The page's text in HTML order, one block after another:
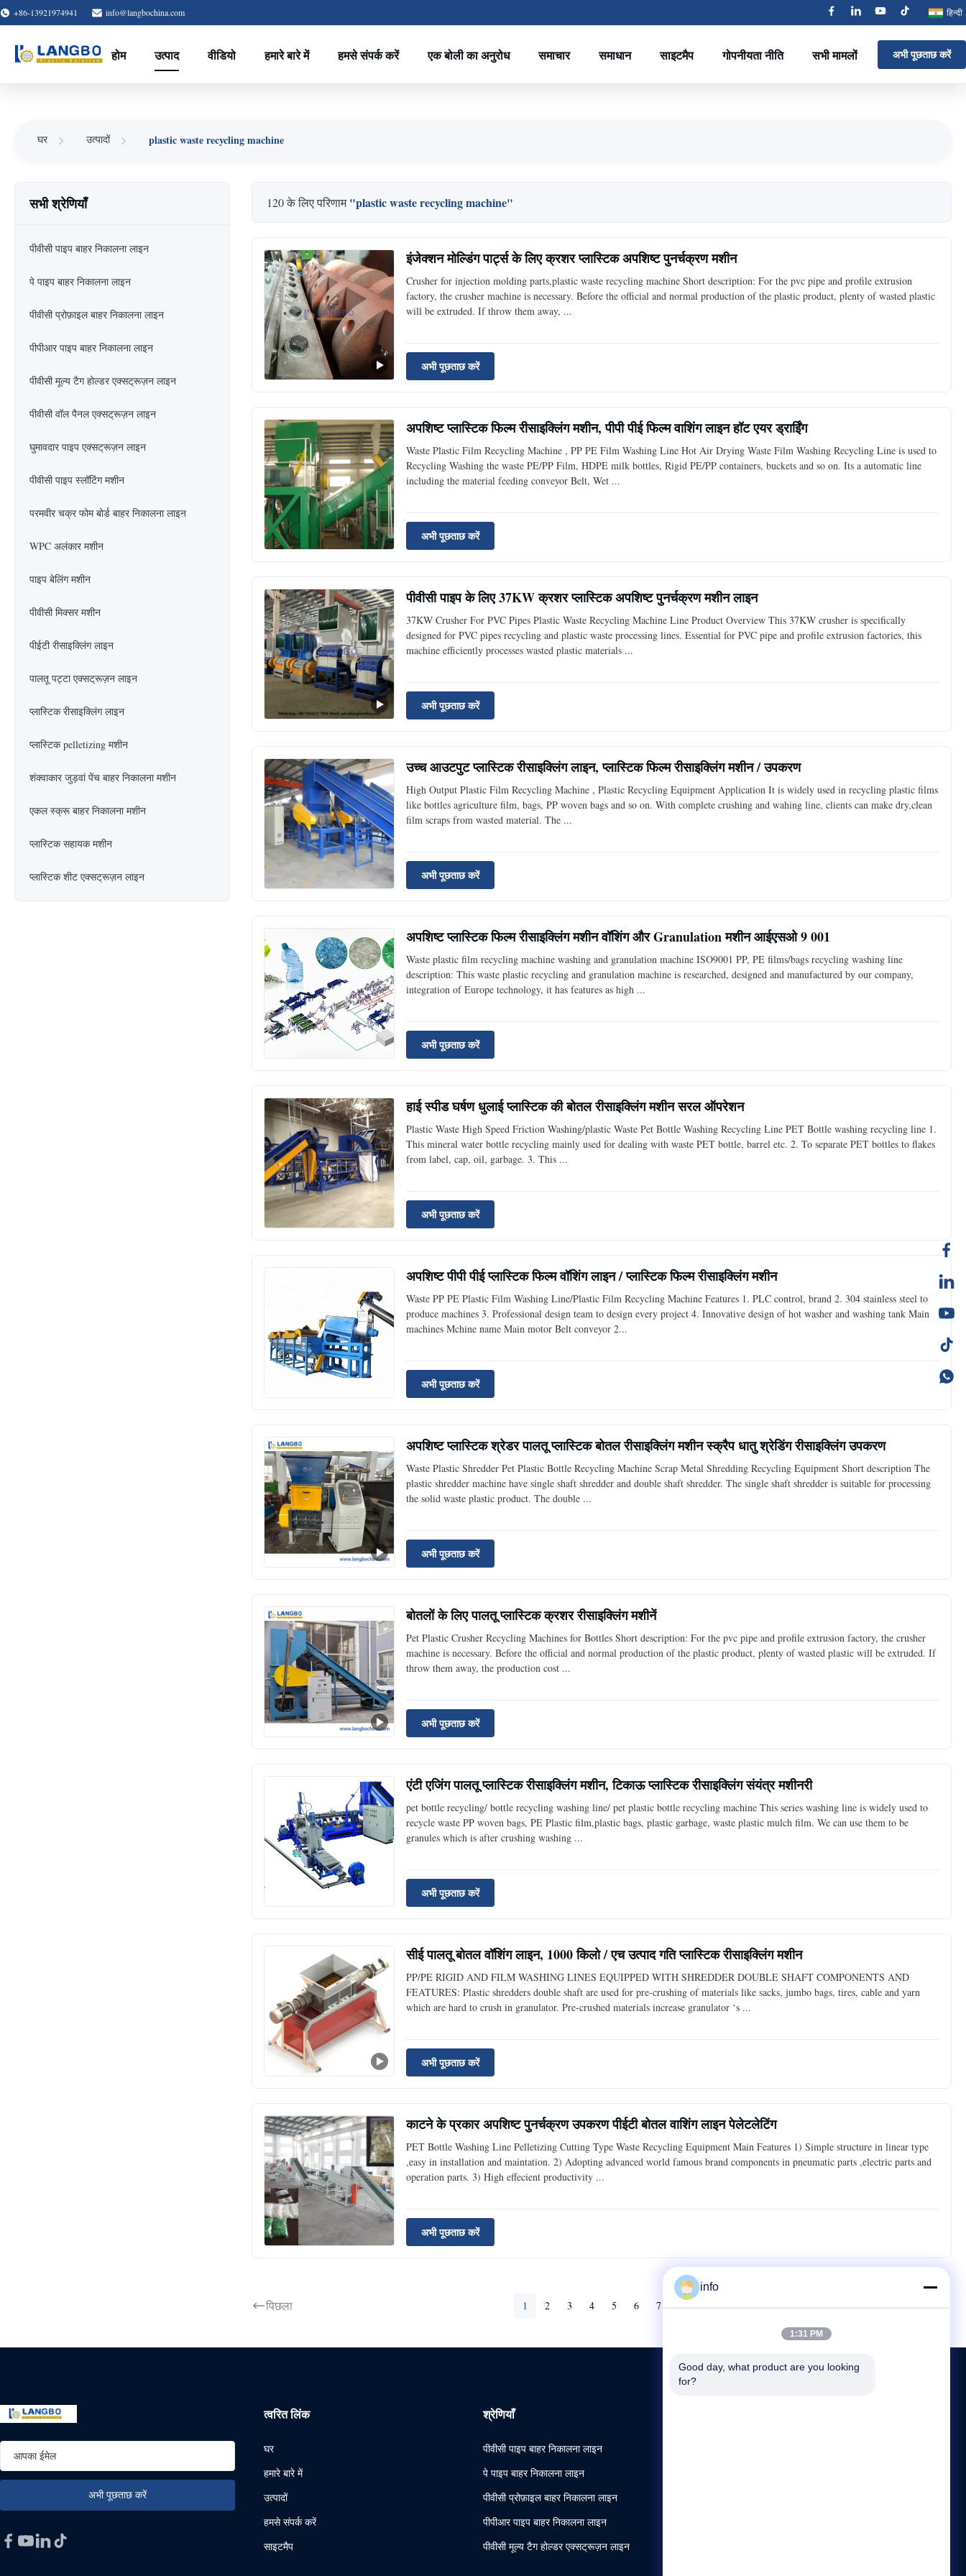
+86-13921974941 info@langbochina.com हिन्दी
होम उत्पाद वीडियो हमारे बारे में हमसे संपर्क करें एक बोली का अनुरोध समाचार समाधान साइटमैप गोपनीयता नीति सभी मामलों अभी पूछताछ करें
घर उत्पादों plastic waste recycling machine
सभी श्रेणियाँ
पीवीसी पाइप बाहर निकालना लाइन
पे पाइप बाहर निकालना लाइन
पीवीसी प्रोफ़ाइल बाहर निकालना लाइन
पीपीआर पाइप बाहर निकालना लाइन
पीवीसी मूल्य टैग होल्डर एक्सट्रूज़न लाइन
पीवीसी वॉल पैनल एक्सट्रूज़न लाइन
घुमावदार पाइप एक्सट्रूज़न लाइन
पीवीसी पाइप स्लॉटिंग मशीन
परमवीर चक्र फोम बोर्ड बाहर निकालना लाइन
WPC अलंकार मशीन
पाइप बेलिंग मशीन
पीवीसी मिक्सर मशीन
पीईटी रीसाइक्लिंग लाइन
पालतू पट्टा एक्सट्रूज़न लाइन
प्लास्टिक रीसाइक्लिंग लाइन
प्लास्टिक pelletizing मशीन
शंक्वाकार जुड़वां पेंच बाहर निकालना मशीन
एकल स्क्रू बाहर निकालना मशीन
प्लास्टिक सहायक मशीन
प्लास्टिक शीट एक्सट्रूज़न लाइन
120 के लिए परिणाम"plastic waste recycling machine"
इंजेक्शन मोल्डिंग पार्ट्स के लिए क्रशर प्लास्टिक अपशिष्ट पुनर्चक्रण मशीन
Crusher for injection molding parts,plastic waste recycling machine Short description: For the pvc pipe and profile extrusion
factory, the crusher machine is necessary. Before the official and normal production of the plastic product, plenty of wasted plastic
will be extruded. If throw them away, ...
अभी पूछताछ करें
अपशिष्ट प्लास्टिक फिल्म रीसाइक्लिंग मशीन, पीपी पीई फिल्म वाशिंग लाइन हॉट एयर ड्राईिंग
Waste Plastic Film Recycling Machine , PP PE Film Washing Line Hot Air Drying Waste Film Washing Recycling Line is used to
Recycling Washing the waste PE/PP Film, HDPE milk bottles, Rigid PE/PP containers, buckets and so on. Its a automatic line
including the material feeding conveyor Belt, Wet ...
अभी पूछताछ करें
पीवीसी पाइप के लिए 37KW क्रशर प्लास्टिक अपशिष्ट पुनर्चक्रण मशीन लाइन
37KW Crusher For PVC Pipes Plastic Waste Recycling Machine Line Product Overview This 37KW crusher is specifically
designed for PVC pipes recycling and plastic waste processing lines. Essential for PVC pipe and profile extrusion factories, this
machine efficiently processes wasted plastic materials ...
अभी पूछताछ करें
उच्च आउटपुट प्लास्टिक रीसाइक्लिंग लाइन, प्लास्टिक फिल्म रीसाइक्लिंग मशीन / उपकरण
High Output Plastic Film Recycling Machine , Plastic Recycling Equipment Application It is widely used in recycling plastic films
like bottles agriculture film, bags, PP woven bags and so on. With complete crushing and wahing line, clients can make dry,clean
film scraps from wasted material. The ...
अभी पूछताछ करें
अपशिष्ट प्लास्टिक फिल्म रीसाइक्लिंग मशीन वॉशिंग और Granulation मशीन आईएसओ 9 001
Waste plastic film recycling machine washing and granulation machine ISO9001 PP, PE films/bags recycling washing line
description: This waste plastic recycling and granulation machine is researched, designed and manufactured by our company,
integration of Europe technology, it has features as high ...
अभी पूछताछ करें
हाई स्पीड घर्षण धुलाई प्लास्टिक की बोतल रीसाइक्लिंग मशीन सरल ऑपरेशन
Plastic Waste High Speed Friction Washing/plastic Waste Pet Bottle Washing Recycling Line PET Bottle washing recycling line 1.
This mineral water bottle recycling mainly used for dealing with waste PET bottle, barrel etc. 2. To separate PET bottles to flakes
from label, cap, oil, garbage. 3. This ...
अभी पूछताछ करें
अपशिष्ट पीपी पीई प्लास्टिक फिल्म वॉशिंग लाइन / प्लास्टिक फिल्म रीसाइक्लिंग मशीन
Waste PP PE Plastic Film Washing Line/Plastic Film Recycling Machine​ Features 1. PLC control, brand 2. 304 stainless steel to
produce machines 3. Professional design team to design every project 4. Innovative design of hot washer and washing tank Main
machines Mchine name Main motor Belt conveyor 2...
अभी पूछताछ करें
अपशिष्ट प्लास्टिक श्रेडर पालतू प्लास्टिक बोतल रीसाइक्लिंग मशीन स्क्रैप धातु श्रेडिंग रीसाइक्लिंग उपकरण
Waste Plastic Shredder Pet Plastic Bottle Recycling Machine Scrap Metal Shredding Recycling Equipment Short description The
plastic shredder machine have single shaft shredder and double shaft shredder. The single shaft shredder is suitable for processing
the solid waste plastic product. The double ...
अभी पूछताछ करें
बोतलों के लिए पालतू प्लास्टिक क्रशर रीसाइक्लिंग मशीनें
Pet Plastic Crusher Recycling Machines for Bottles Short description: For the pvc pipe and profile extrusion factory, the crusher
machine is necessary. Before the official and normal production of the plastic product, plenty of wasted plastic will be extruded. If
throw them away, the production cost ...
अभी पूछताछ करें
एंटी एजिंग पालतू प्लास्टिक रीसाइक्लिंग मशीन, टिकाऊ प्लास्टिक रीसाइक्लिंग संयंत्र मशीनरी
pet bottle recycling/ bottle recycling washing line/ pet plastic bottle recycling machine This series washing line is widely used to
recycle waste PP woven bags, PE Plastic film,plastic bags, plastic garbage, waste plastic mulch film. We can use them to be
granules which is after crushing washing ...
अभी पूछताछ करें
सीई पालतू बोतल वॉशिंग लाइन, 1000 किलो / एच उत्पाद गति प्लास्टिक रीसाइक्लिंग मशीन
PP/PE RIGID AND FILM WASHING LINES EQUIPPED WITH SHREDDER DOUBLE SHAFT COMPONENTS AND
FEATURES: Plastic shredders double shaft are used for pre-crushing of materials like sacks, jumbo bags, tires, cable and yarn
which are hard to crush in granulator. Pre-crushed materials increase granulator ‘s ...
अभी पूछताछ करें
काटने के प्रकार अपशिष्ट पुनर्चक्रण उपकरण पीईटी बोतल वाशिंग लाइन पेलेटलेटिंग
PET Bottle Washing Line Pelletizing Cutting Type Waste Recycling Equipment Main Features 1) Simple structure in linear type
,easy in installation and maintation. 2) Adopting advanced world famous brand components in pneumatic parts ,electric parts and
operation parts. 3) High effecient productivity ...
अभी पूछताछ करें
पिछला 1 2 3 4 5 6 7 8 अगला
त्वरित लिंक
घर
हमारे बारे में
उत्पादों
हमसे संपर्क करें
साइटमैप
श्रेणियाँ
पीवीसी पाइप बाहर निकालना लाइन
पे पाइप बाहर निकालना लाइन
पीवीसी प्रोफ़ाइल बाहर निकालना लाइन
पीपीआर पाइप बाहर निकालना लाइन
पीवीसी मूल्य टैग होल्डर एक्सट्रूज़न लाइन
info
1:31 PM
Good day, what product are you looking
for?